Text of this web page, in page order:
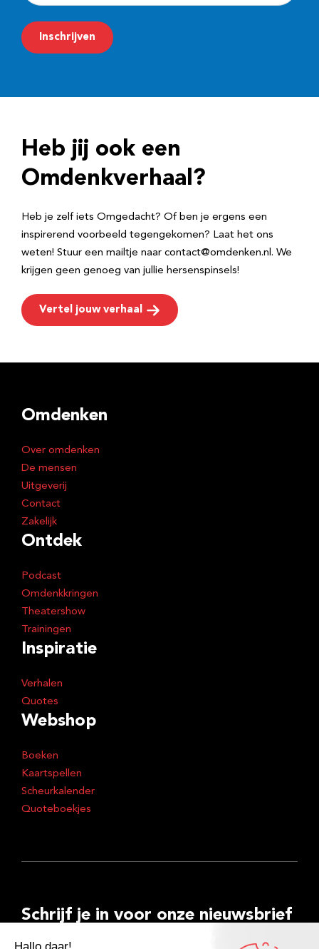
m
a
r
e
Inschrijven
Heb jij ook een
Omdenkverhaal?
Heb je zelf iets Omgedacht? Of ben je ergens een
inspirerend voorbeeld tegengekomen? Laat het ons
weten! Stuur een mailtje naar contact@omdenken.nl. We
krijgen geen genoeg van jullie hersenspinsels!
Vertel jouw verhaal
Omdenken
Over omdenken
De mensen
Uitgeverij
Contact
Zakelijk
Ontdek
Podcast
Omdenkkringen
Theatershow
Trainingen
Inspiratie
Verhalen
Quotes
Webshop
Boeken
Kaartspellen
Scheurkalender
Quoteboekjes
Schrijf je in voor onze nieuwsbrief